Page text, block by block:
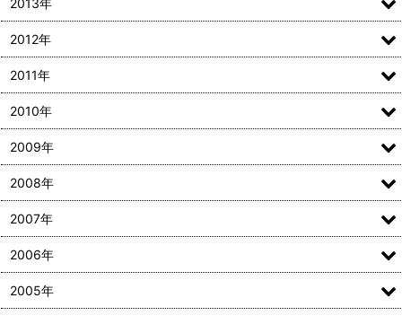
2013年
2012年
2011年
2010年
2009年
2008年
2007年
2006年
2005年